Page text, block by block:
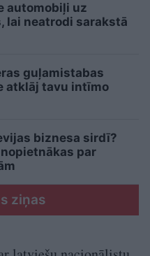
automobiļi uz
lai neatrodi sarakstā
guļamistabas
atklāj tavu intīmo
biznesa sirdī?
par
ziņas